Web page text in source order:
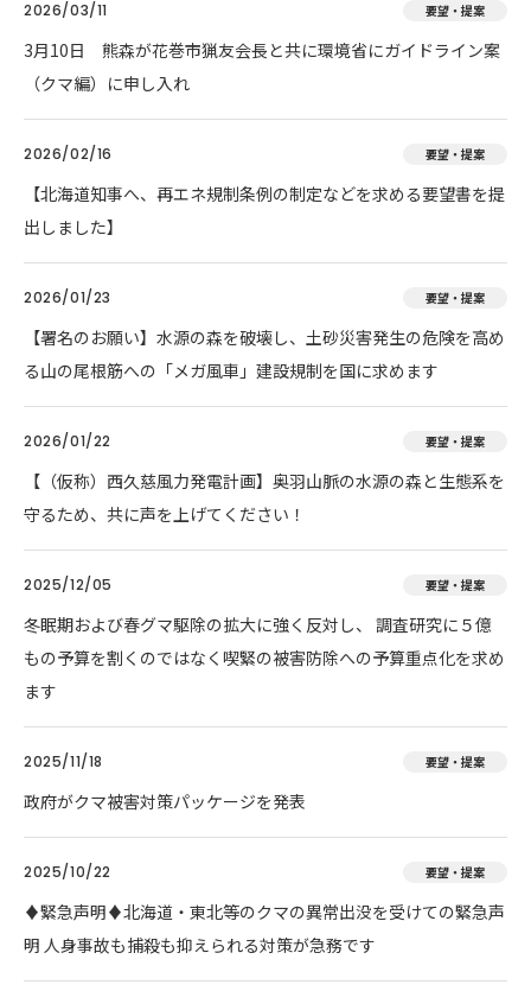
2026/03/11 要望・提案
3月10日 熊森が花巻市猟友会長と共に環境省にガイドライン案
（クマ編）に申し入れ
2026/02/16 要望・提案
【北海道知事へ、再エネ規制条例の制定などを求める要望書を提
出しました】
2026/01/23 要望・提案
【署名のお願い】水源の森を破壊し、土砂災害発生の危険を高め
る山の尾根筋への「メガ風車」建設規制を国に求めます
2026/01/22 要望・提案
【（仮称）西久慈風力発電計画】奥羽山脈の水源の森と生態系を
守るため、共に声を上げてください！
2025/12/05 要望・提案
冬眠期および春グマ駆除の拡大に強く反対し、 調査研究に５億
もの予算を割くのではなく喫緊の被害防除への予算重点化を求め
ます
2025/11/18 要望・提案
政府がクマ被害対策パッケージを発表
2025/10/22 要望・提案
♦️緊急声明♦️北海道・東北等のクマの異常出没を受けての緊急声
明 人身事故も捕殺も抑えられる対策が急務です